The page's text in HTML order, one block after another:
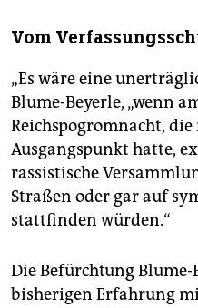
Vom
„Es wäre eine
Blume-Beyerle, „wenn
Reichspogromnacht,
Ausgangspunkt hatte,
rassistische
Straßen oder gar auf
stattfinden würden.“
Die Befürchtung Blume-
bisherigen Erfahrung